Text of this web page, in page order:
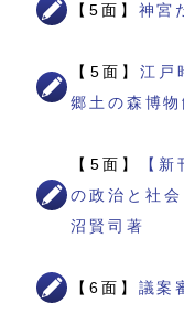
【5面】 神宮
【5面】江
郷土の森博物
【5面】
【
の政治と社
沼賢司著
【6面】 議案